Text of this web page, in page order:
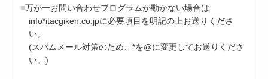
万が一お問い合わせプログラムが動かない場合は
info*itacgiken.co.jpに必要項目を明記の上お送りくださ
い。
(スパムメール対策のため、*を@に変更してお送りくださ
い。)